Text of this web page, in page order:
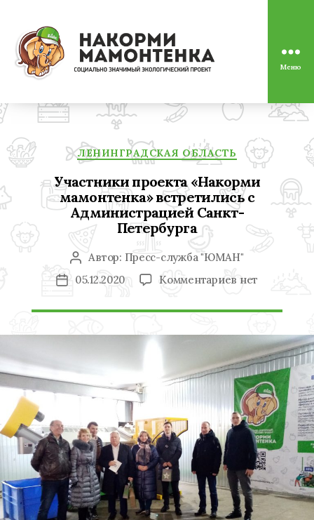
экологический
проект
"Накорми
Мамонтенка"
Меню
Рубрики
ЛЕНИНГРАДСКАЯ ОБЛАСТЬ
Участники проекта «Накорми
мамонтенка» встретились с
Администрацией Санкт-
Петербурга
Автор
записи
Автор: Пресс-служба "ЮМАН"
Дата05.12.2020 Комментариев к
Участники
«Накорми
мамонтенка»
встретились
с
Санкт-
Петербурга
нет